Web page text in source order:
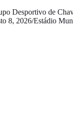
Desportivo de
8, 2026/Estádio